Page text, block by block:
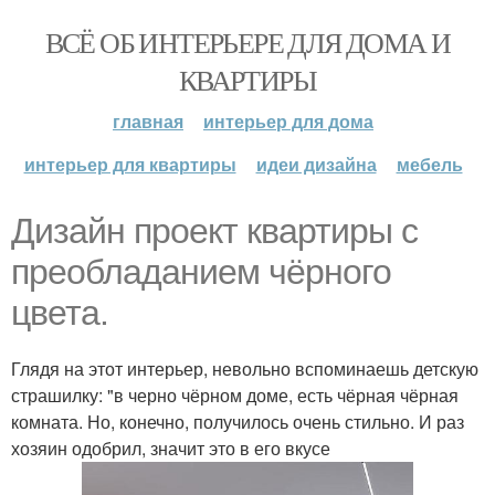
ВСЁ ОБ ИНТЕРЬЕРЕ ДЛЯ ДОМА И
КВАРТИРЫ
главная
интерьер для дома
интерьер для квартиры
идеи дизайна мебель
Дизайн проект квартиры с
преобладанием чёрного
цвета.
Глядя на этот интерьер, невольно вспоминаешь детскую
страшилку: "в черно чёрном доме, есть чёрная чёрная
комната. Но, конечно, получилось очень стильно. И раз
хозяин одобрил, значит это в его вкусе